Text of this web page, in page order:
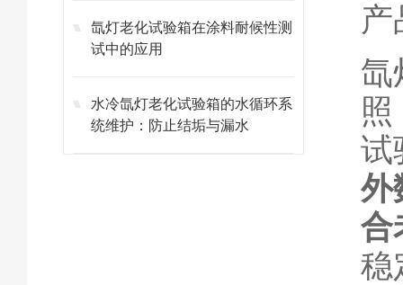
氙灯老化试验箱在涂料耐候性测
试中的应用
水冷氙灯老化试验箱的水循环系
统维护：防止结垢与漏水
产
氙
试
外
合
稳